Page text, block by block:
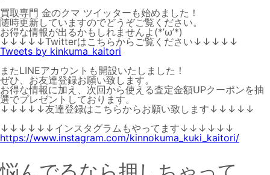
買取専門 金のクマ ツイッターも始めました！
随時更新していますのでどうぞご覧ください。
お得な情報が出るかもしれませんよ(*’ω’*)
↓↓↓↓↓Twitterはこちらからご覧ください↓↓↓↓↓
Tweets by kinkuma_kaitori
またLINEアカウントも開設いたしました！
ぜひ、お友達登録お願い致します。
お得な情報に加え、次回から使える査定金額UPクーポンを抽
選でプレゼントしております。
↓↓↓↓↓友達登録はこちらからお願い致します↓↓↓↓↓
↓↓↓↓↓↓インスタグラムもやってます↓↓↓↓↓↓
https://www.instagram.com/kinnokuma_kuki_kaitori/